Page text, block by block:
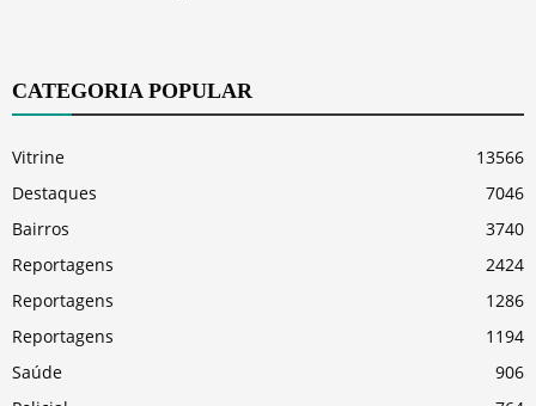
CATEGORIA POPULAR
Vitrine
13566
Destaques
7046
Bairros
3740
Reportagens
2424
Reportagens
1286
Reportagens
1194
Saúde
906